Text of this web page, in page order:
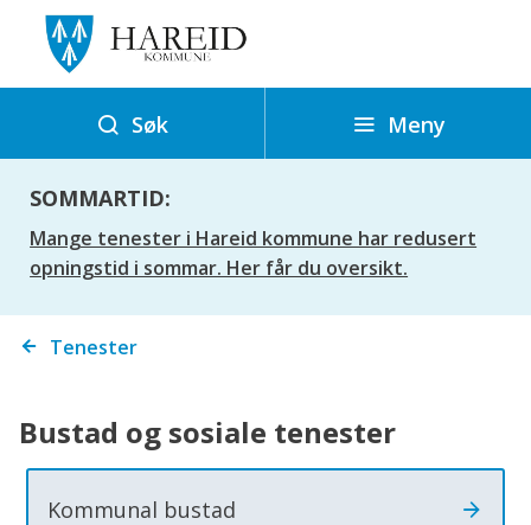
r
i
k
o
m
e
Søk Meny
SOMMARTID:
Mange tenester i Hareid kommune har redusert
opningstid i sommar. Her får du oversikt.
Du Tenester
Bustad og sosiale tenester
Kommunal bustad